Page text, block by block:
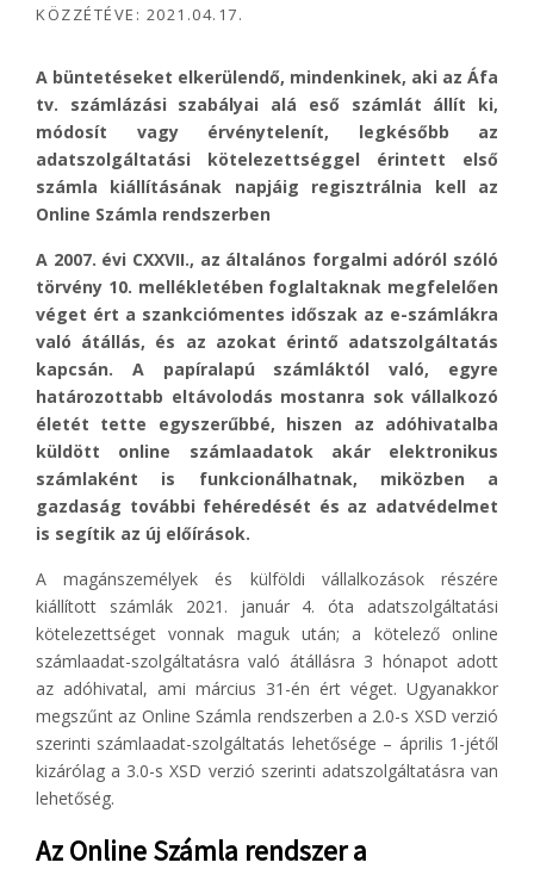
KÖZZÉTÉVE: 2021.04.17.
A büntetéseket elkerülendő, mindenkinek, aki az Áfa
tv. számlázási szabályai alá eső számlát állít ki,
módosít vagy érvénytelenít, legkésőbb az
adatszolgáltatási kötelezettséggel érintett első
számla kiállításának napjáig regisztrálnia kell az
Online Számla rendszerben
A 2007. évi CXXVII., az általános forgalmi adóról szóló
törvény 10. mellékletében foglaltaknak megfelelően
véget ért a szankciómentes időszak az e-számlákra
való átállás, és az azokat érintő adatszolgáltatás
kapcsán. A papíralapú számláktól való, egyre
határozottabb eltávolodás mostanra sok vállalkozó
életét tette egyszerűbbé, hiszen az adóhivatalba
küldött online számlaadatok akár elektronikus
számlaként is funkcionálhatnak, miközben a
gazdaság további fehéredését és az adatvédelmet
is segítik az új előírások.
A magánszemélyek és külföldi vállalkozások részére
kiállított számlák 2021. január 4. óta adatszolgáltatási
kötelezettséget vonnak maguk után; a kötelező online
számlaadat-szolgáltatásra való átállásra 3 hónapot adott
az adóhivatal, ami március 31-én ért véget. Ugyanakkor
megszűnt az Online Számla rendszerben a 2.0-s XSD verzió
szerinti számlaadat-szolgáltatás lehetősége – április 1-jétől
kizárólag a 3.0-s XSD verzió szerinti adatszolgáltatásra van
lehetőség.
Az Online Számla rendszer a